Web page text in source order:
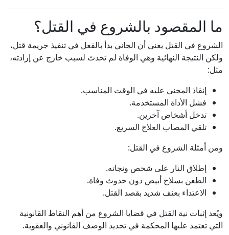
ما المقصود بالشروع في القتل؟
الشروع في القتل يعني أن الجاني بدأ بالفعل في تنفيذ جريمة قتل،
ولكن النتيجة النهائية وهي الوفاة لم تحدث لسبب خارج عن إرادته،
مثل:
إنقاذ المجني عليه في الوقت المناسب.
فشل الأداة المستخدمة.
تدخل أشخاص آخرين.
تلقي المصاب العلاج السريع.
ومن أمثلة الشروع في القتل:
إطلاق النار على شخص ونجاته.
الطعن بسلاح أبيض دون حدوث وفاة.
الاعتداء بعنف شديد بقصد القتل.
ويُعد إثبات نية القتل في قضايا الشروع من أهم النقاط القانونية
التي تعتمد عليها المحكمة في تحديد الوصف القانوني والعقوبة.